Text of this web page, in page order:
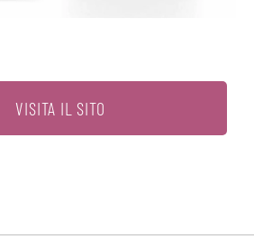
VISITA IL SITO